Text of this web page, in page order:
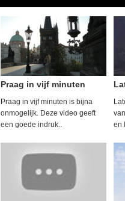
Praag in vijf minuten
Praag in vijf minuten is bijna
onmogelijk. Deze video geeft
een goede indruk..
en